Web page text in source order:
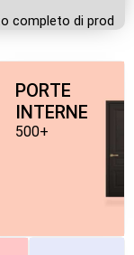
completo di prod
PORTE
INTERNE
500+